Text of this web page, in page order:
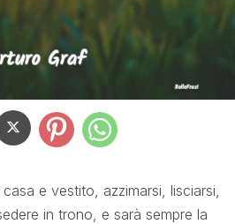
e vestito, azzimarsi, lisciarsi,
in trono, e sarà sempre la